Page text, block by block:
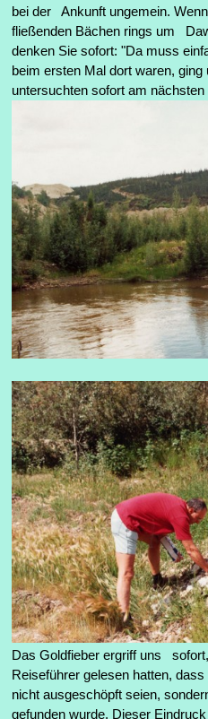
bei der Ankunft ungemein.
fließenden Bächen rings um
denken Sie sofort: "Da muss
beim ersten Mal dort waren,
untersuchten sofort am
Das Goldfieber ergriff uns
Reiseführer gelesen hatten,
nicht ausgeschöpft seien,
gefunden wurde. Dieser